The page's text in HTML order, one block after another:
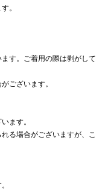
。
す。ご着用の際は剥がして
ございます。
ます。
る場合がございますが、こ